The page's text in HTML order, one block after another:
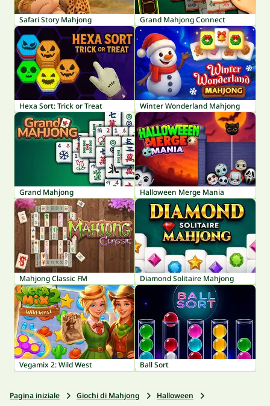
Safari Story Mahjong Grand Mahjong Connect
Hexa Sort: Trick or Treat Winter Wonderland Mahjong
Grand Mahjong Halloween Merge Mania
Mahjong Classic FM Diamond Solitaire Mahjong
Vegamix 2: Wild West Ball Sort
Pagina iniziale Giochi di Mahjong Halloween